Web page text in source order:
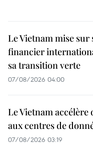
Le Vietnam mise sur
financier
sa transition verte
07/08/2026 04:00
Le Vietnam accélère
aux centres de
07/08/2026 03:19